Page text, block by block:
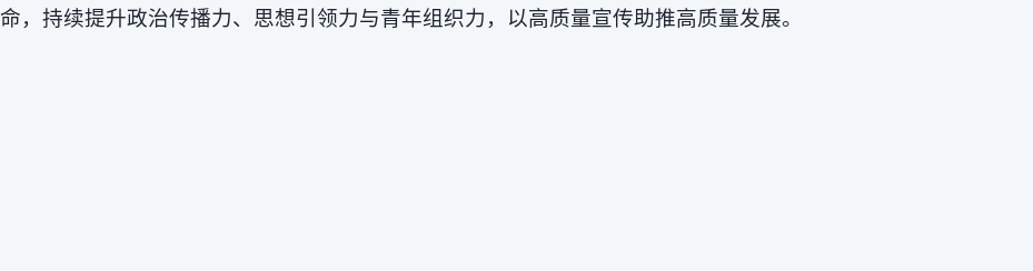
命，持续提升政治传播力、思想引领力与青年组织力，以高质量宣传助推高质量发展。